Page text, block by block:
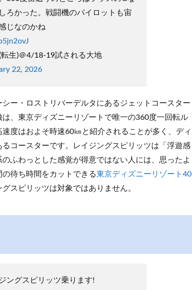
ろかった。戦闘機のパイロットも宙
じなのかね
生)＠4/18-19試される大地
22, 2026
ー・ロストリバーデルタにあるジェットコースター
、東京ディズニーリゾートで唯一の360度一回転ル
度はおよそ時速60㎞と紹介されることが多く、ディ
コースターです。レイジングスピリッツは「浮遊感
ふわっとした感覚が得意ではない人には、思ったよ
待ち時間をカットできる東京ディズニーリゾート40
スピリッツは対象ではありません。
ングスピリッツ乗ります!